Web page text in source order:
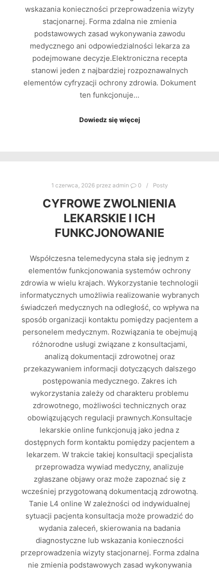
wskazania konieczności przeprowadzenia wizyty
stacjonarnej. Forma zdalna nie zmienia
podstawowych zasad wykonywania zawodu
medycznego ani odpowiedzialności lekarza za
podejmowane decyzje.Elektroniczna recepta
stanowi jeden z najbardziej rozpoznawalnych
elementów cyfryzacji ochrony zdrowia. Dokument
ten funkcjonuje…
Dowiedz się więcej
1 czerwca, 2026 przez admin 0 Posty
CYFROWE ZWOLNIENIA
LEKARSKIE I ICH
FUNKCJONOWANIE
Współczesna telemedycyna stała się jednym z
elementów funkcjonowania systemów ochrony
zdrowia w wielu krajach. Wykorzystanie technologii
informatycznych umożliwia realizowanie wybranych
świadczeń medycznych na odległość, co wpływa na
sposób organizacji kontaktu pomiędzy pacjentem a
personelem medycznym. Rozwiązania te obejmują
różnorodne usługi związane z konsultacjami,
analizą dokumentacji zdrowotnej oraz
przekazywaniem informacji dotyczących dalszego
postępowania medycznego. Zakres ich
wykorzystania zależy od charakteru problemu
zdrowotnego, możliwości technicznych oraz
obowiązujących regulacji prawnych.Konsultacje
lekarskie online funkcjonują jako jedna z
dostępnych form kontaktu pomiędzy pacjentem a
lekarzem. W trakcie takiej konsultacji specjalista
przeprowadza wywiad medyczny, analizuje
zgłaszane objawy oraz może zapoznać się z
wcześniej przygotowaną dokumentacją zdrowotną.
Tanie L4 online W zależności od indywidualnej
sytuacji pacjenta konsultacja może prowadzić do
wydania zaleceń, skierowania na badania
diagnostyczne lub wskazania konieczności
przeprowadzenia wizyty stacjonarnej. Forma zdalna
nie zmienia podstawowych zasad wykonywania